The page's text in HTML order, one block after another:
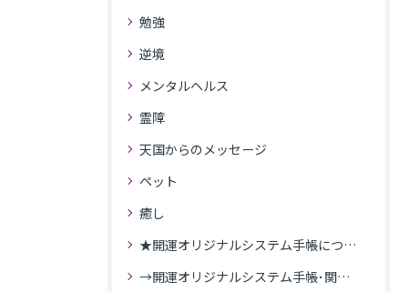
勉強
逆境
メンタルヘルス
霊障
天国からのメッセージ
ペット
癒し
★開運オリジナルシステム手帳について
→開運オリジナルシステム手帳･関連記事